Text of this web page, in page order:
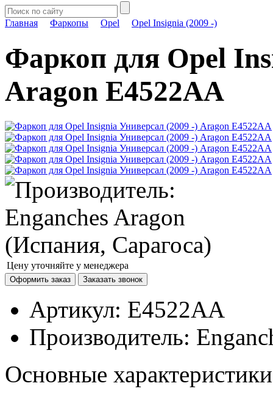
Главная Фаркопы Opel Opel Insignia (2009 -)
Фаркоп для Opel
Aragon E4522AA
Цену уточняйте у менеджера
Артикул: E4522AA
Производитель:
Основные